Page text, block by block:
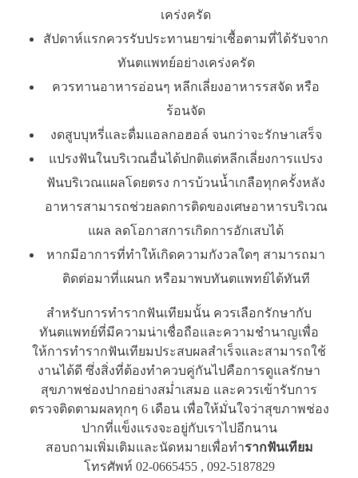
เคร่งครัด
สัปดาห์แรกควรรับประทานยาฆ่าเชื้อตามที่ได้รับจาก
ทันตแพทย์อย่างเคร่งครัด
ควรทานอาหารอ่อนๆ หลีกเลี่ยงอาหารรสจัด หรือ
ร้อนจัด
งดสูบบุหรี่และดื่มแอลกอฮอล์ จนกว่าจะรักษาเสร็จ
แปรงฟันในบริเวณอื่นได้ปกติแต่หลีกเลี่ยงการแปรง
ฟันบริเวณแผลโดยตรง การบ้วนน้ำเกลือทุกครั้งหลัง
อาหารสามารถช่วยลดการติดของเศษอาหารบริเวณ
แผล ลดโอกาสการเกิดการอักเสบได้
หากมีอาการที่ทำให้เกิดความกังวลใดๆ สามารถมา
ติดต่อมาที่แผนก หรือมาพบทันตแพทย์ได้ทันที
สำหรับการทำรากฟันเทียมนั้น ควรเลือกรักษากับ
ทันตแพทย์ที่มีความน่าเชื่อถือและความชำนาญเพื่อ
ให้การทำรากฟันเทียมประสบผลสำเร็จและสามารถใช้
งานได้ดี ซึ่งสิ่งที่ต้องทำควบคู่กันไปคือการดูแลรักษา
สุขภาพช่องปากอย่างสม่ำเสมอ และควรเข้ารับการ
ตรวจติดตามผลทุกๆ 6 เดือน เพื่อให้มั่นใจว่าสุขภาพช่อง
ปากที่แข็งแรงจะอยู่กับเราไปอีกนาน
สอบถามเพิ่มเติมและนัดหมายเพื่อทำรากฟันเทียม
โทรศัพท์ 02-0665455 , 092-5187829